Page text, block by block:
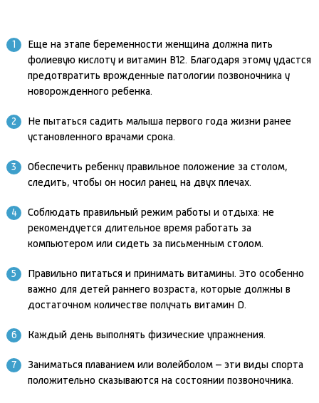
Еще на этапе беременности женщина должна пить
фолиевую кислоту и витамин В12. Благодаря этому удастся
предотвратить врожденные патологии позвоночника у
новорожденного ребенка.
Не пытаться садить малыша первого года жизни ранее
установленного врачами срока.
Обеспечить ребенку правильное положение за столом,
следить, чтобы он носил ранец на двух плечах.
Соблюдать правильный режим работы и отдыха: не
рекомендуется длительное время работать за
компьютером или сидеть за письменным столом.
Правильно питаться и принимать витамины. Это особенно
важно для детей раннего возраста, которые должны в
достаточном количестве получать витамин D.
Каждый день выполнять физические упражнения.
Заниматься плаванием или волейболом – эти виды спорта
положительно сказываются на состоянии позвоночника.